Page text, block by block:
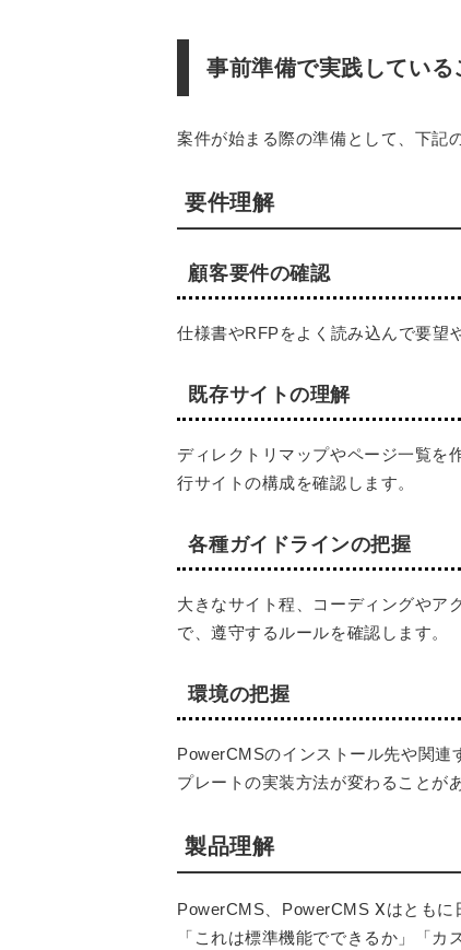
事前準備で実践している
案件が始まる際の準備として、下記
要件理解
顧客要件の確認
仕様書やRFPをよく読み込んで要望
既存サイトの理解
ディレクトリマップやページ一覧を
行サイトの構成を確認します。
各種ガイドラインの把握
大きなサイト程、コーディングやア
で、遵守するルールを確認します。
環境の把握
PowerCMSのインストール先や関連
プレートの実装方法が変わることが
製品理解
PowerCMS、PowerCMS Ⅹはともに
「これは標準機能でできるか」「